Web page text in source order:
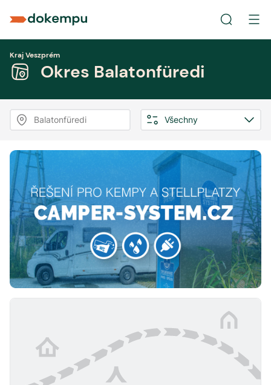
Kraj Veszprém
Okres Balatonfüredi
Balatonfüredi Všechny